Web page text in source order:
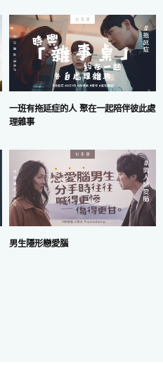
一班有拖延症的人 聚在一起陪伴彼此處
理雜事
男生隱形戀愛腦